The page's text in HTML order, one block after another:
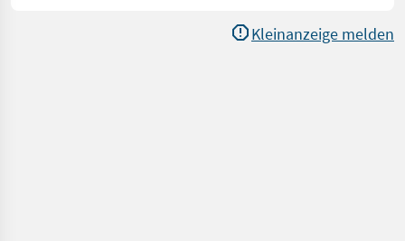
Kleinanzeige melden